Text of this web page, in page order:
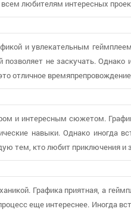
любителям интересных
и увлекательным
не заскучать. Однако
отличное
и интересным сюжетом.
навыки. Однако иногда
тем, кто любит приключения и
Графика приятная, а
еще интереснее. Иногда